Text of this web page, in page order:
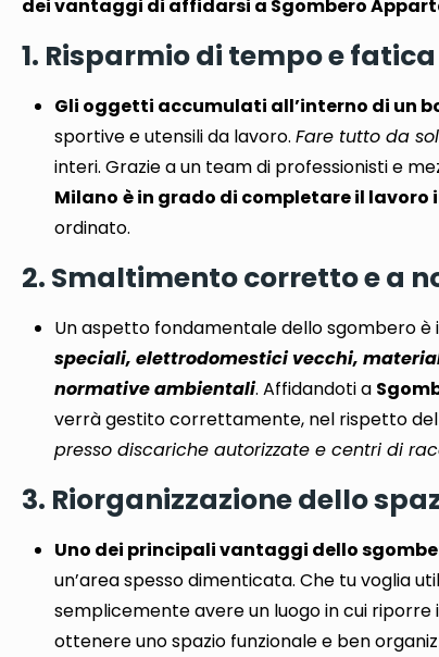
dei vantaggi di affidarsi a Sgombero
1. Risparmio di tempo e fatica
Gli oggetti accumulati all’interno di un
sportive e utensili da lavoro.Fare tutto da
interi. Grazie a un team di professionisti e
Milano è in grado di completare il lavoro
ordinato.
2. Smaltimento corretto e a
Un aspetto fondamentale dello sgombero
speciali, elettrodomestici vecchi,
normative ambientali. Affidandoti a
verrà gestito correttamente, nel rispetto
presso discariche autorizzate e centri di
3. Riorganizzazione dello
Uno dei principali vantaggi dello
un’area spesso dimenticata. Che tu voglia
semplicemente avere un luogo in cui
ottenere uno spazio funzionale e ben